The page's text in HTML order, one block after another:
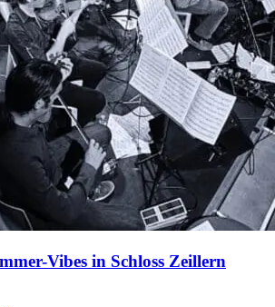
Vibes in Schloss Zeillern